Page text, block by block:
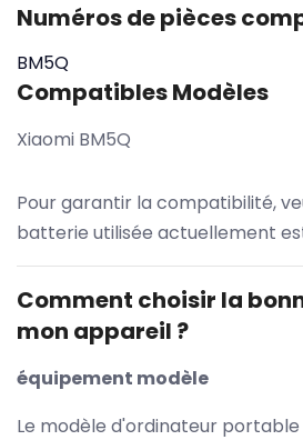
Numéros de pièces
BM5Q
Compatibles Modèles
Xiaomi BM5Q
Pour garantir la compatibilité,
batterie utilisée actuellement
Comment choisir la
mon appareil ?
équipement modèle
Le modèle d'ordinateur